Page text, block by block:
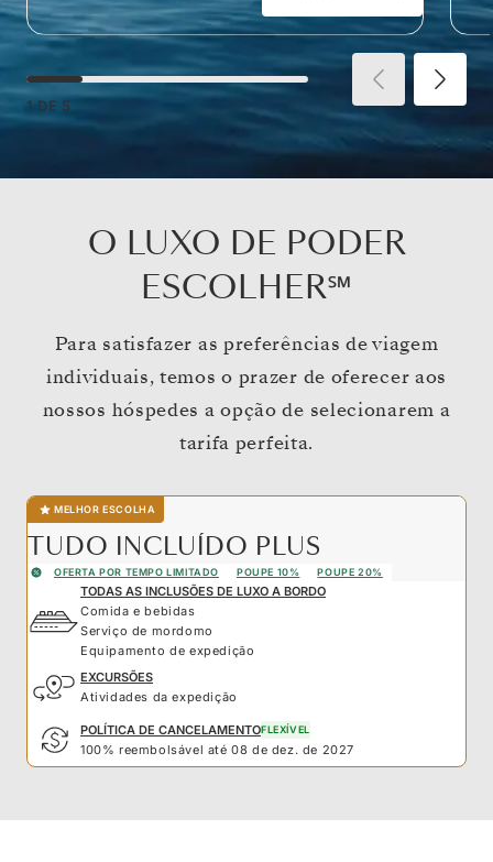
1 DE 5
O LUXO DE PODER
ESCOLHER℠
Para satisfazer as preferências de viagem
individuais, temos o prazer de oferecer aos
nossos hóspedes a opção de selecionarem a
tarifa perfeita.
MELHOR ESCOLHA
TUDO INCLUÍDO PLUS
OFERTA POR TEMPO LIMITADO POUPE 10% POUPE 20%
TODAS AS INCLUSÕES DE LUXO A BORDO
Comida e bebidas
Serviço de mordomo
Equipamento de expedição
EXCURSÕES
Atividades da expedição
POLÍTICA DE CANCELAMENTOFLEXÍVEL
100% reembolsável até 08 de dez. de 2027